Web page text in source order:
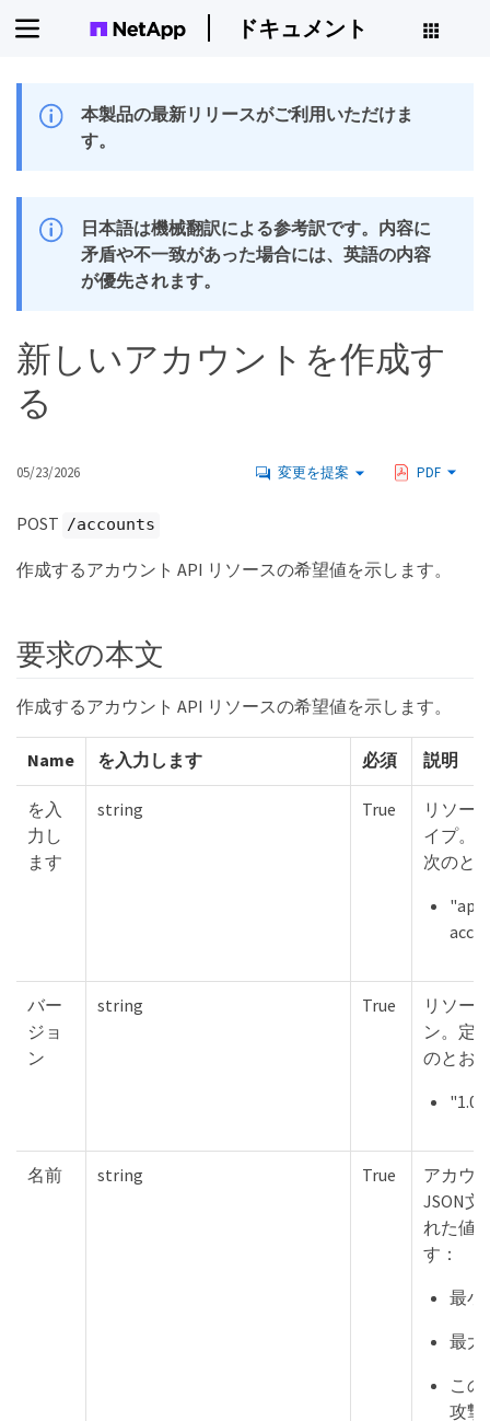
ドキュメント
本製品の最新リリースがご利用いただけま
す。
日本語は機械翻訳による参考訳です。内容に
矛盾や不一致があった場合には、英語の内容
が優先されます。
新しいアカウントを作成す
る
05/23/2026 変更を提案 PDF
POST /accounts
作成するアカウント API リソースの希望値を示します。
要求の本文
作成するアカウント API リソースの希望値を示します。
Name を入力します 必須 説明
を入
力し
ます
string True
リソー
イプ。
次のと
バー
ジョ
ン
string True
リソー
ン。定
のとお
"1.0"
名前 string True
アカウ
JSON
れた値
す：
最小
最大
この
攻撃